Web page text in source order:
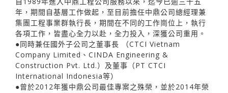
年，期間自基層工作做起，至目前擔任中鼎公司總經理兼
集團工程事業群執行長，期間在不同的工作崗位上，執行
各項工作，皆盡心全力以赴，全力投入，深獲公司重用。
●同時兼任國外子公司之董事長 （CTCI Vietnam
Company Limited、CINDA Engineering &
Construction Pvt. Ltd.）及董事（PT CTCI
International Indonesia等）
●曾於2012年獲中鼎公司最佳專案之殊榮，並於2014年榮